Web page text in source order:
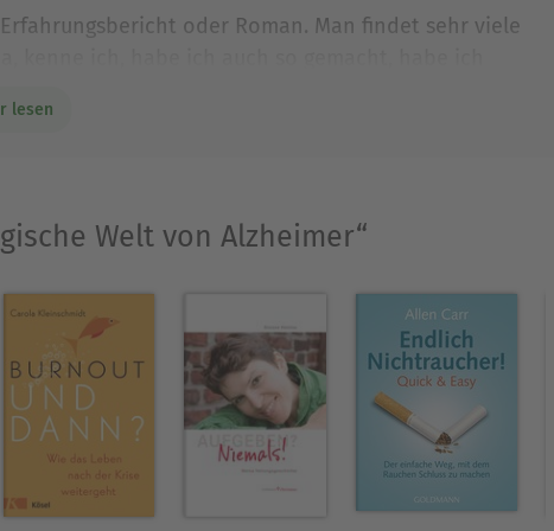
oder Roman. Man findet sehr viele
finde es empfehlenswert.
lesen
Welt von Alzheimer“